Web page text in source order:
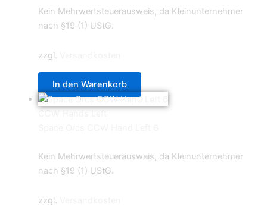
Kein Mehrwertsteuerausweis, da Kleinunternehmer
nach §19 (1) UStG.
zzgl.
In den Warenkorb
CCW Hands Left
Kein Mehrwertsteuerausweis, da Kleinunternehmer
nach §19 (1) UStG.
zzgl.